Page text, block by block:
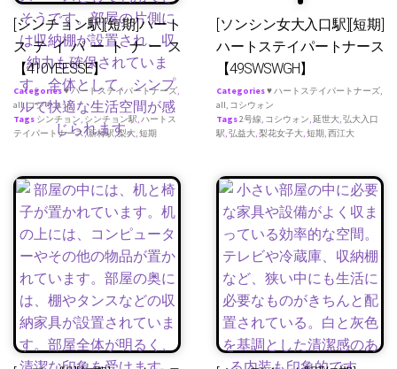
[シンチョン駅][短期]ハート
ステイパートナース
【410YEESSE】
Categories♥ ハートステイパートナーズ,
all,コシウォン
Tags シンチョン, シンチョン駅,ハートス
テイパートナース,新村駅,梨大,短期
[ソンシン女大入口駅][短期]
ハートステイパートナース
【49SWSWGH】
Categories♥ ハートステイパートナーズ,
all, コシウォン
Tags2号線, コシウォン,延世大,弘大入口
駅,弘益大,梨花女子大,短期,西江大